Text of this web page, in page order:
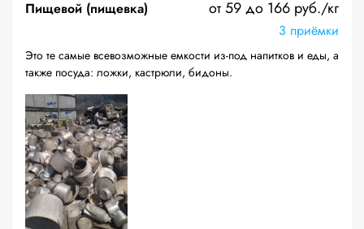
Пищевой (пищевка) от 59 до 166 руб./кг
3 приёмки
Это те самые всевозможные емкости из-под напитков и еды, а
также посуда: ложки, кастрюли, бидоны.